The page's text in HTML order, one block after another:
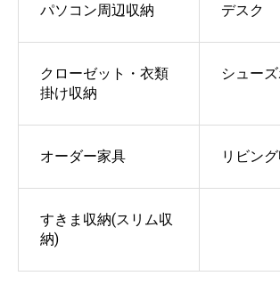
パソコン周辺収納 デスク
クローゼット・衣類
掛け収納
シュー
オーダー家具 リビン
すきま収納(スリム収
納)